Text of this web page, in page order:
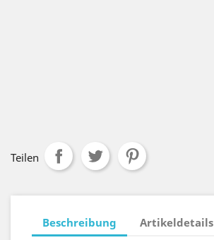
Teilen
Beschreibung Artikeldetails